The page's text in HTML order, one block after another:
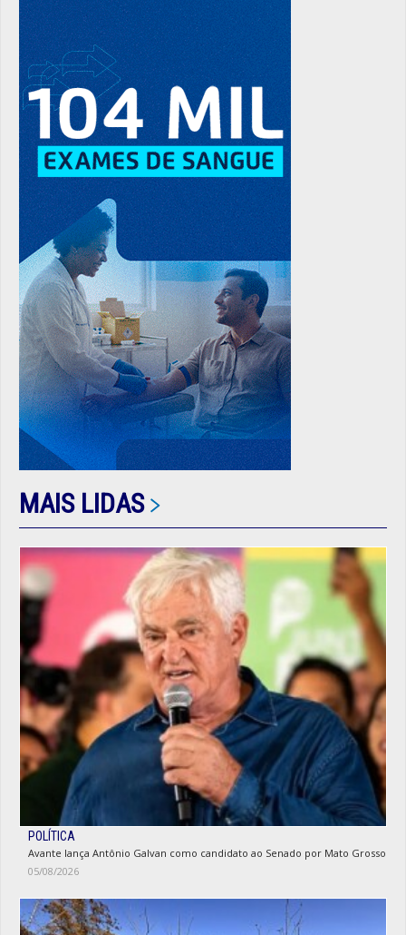
MAIS LIDAS
POLÍTICA
Avante lança Antônio Galvan como candidato ao Senado por Mato Grosso
05/08/2026